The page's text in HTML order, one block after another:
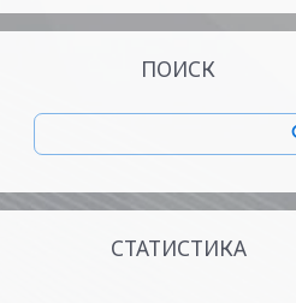
ПОИСК
СТАТИСТИКА